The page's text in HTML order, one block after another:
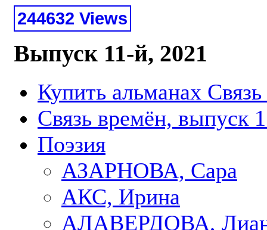
244632 Views
Выпуск 11-й, 2021
Купить альманах
Связь времён, выпуск
Поэзия
АЗАРНОВА, Сара
АКС, Ирина
АЛАВЕРДОВА,